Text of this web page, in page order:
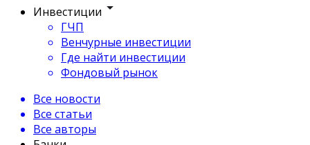
Инвестиции
ГЧП
Венчурные инвестиции
Где найти инвестиции
Фондовый рынок
Все новости
Все статьи
Все авторы